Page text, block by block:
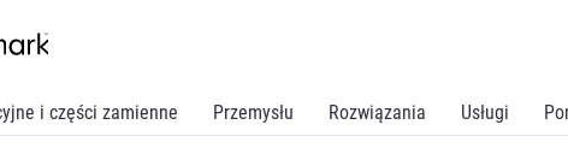
i części zamienne Przemysłu Rozwiązania Usługi